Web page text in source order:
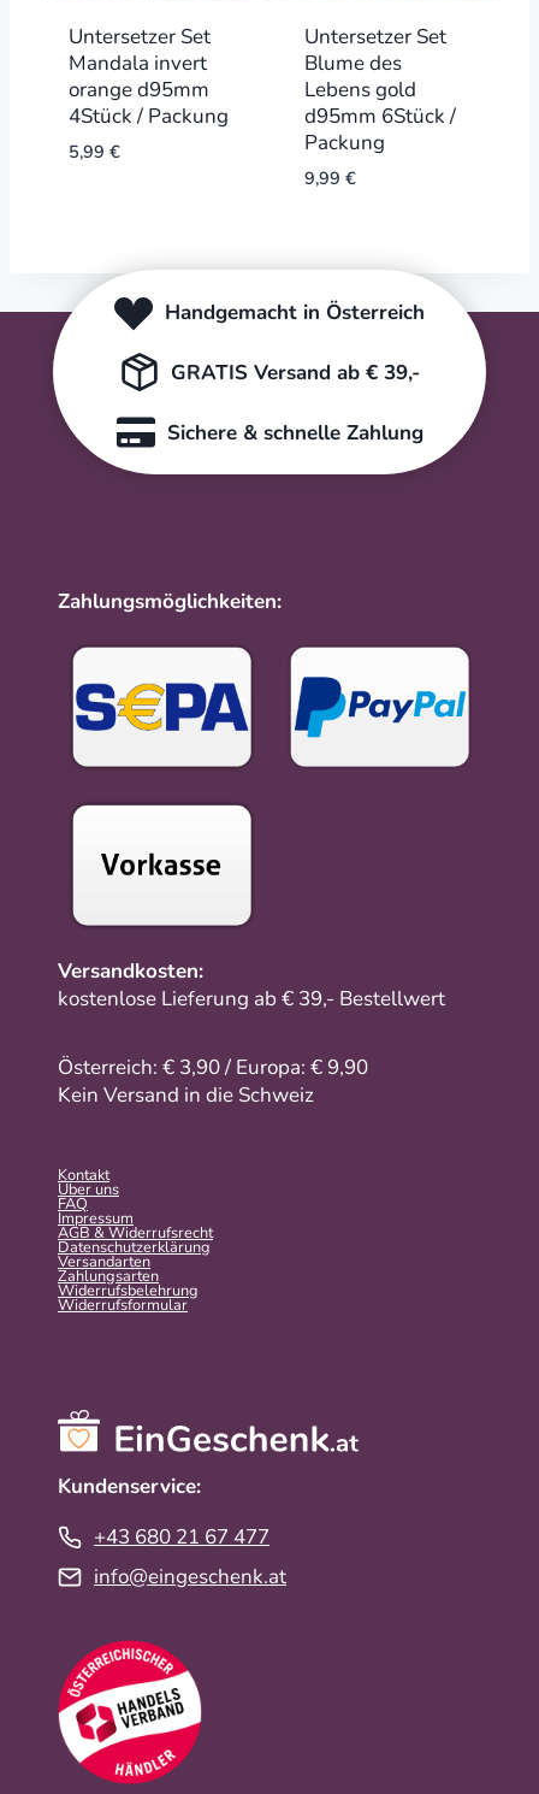
Untersetzer Set
Mandala invert
orange d95mm
4Stück / Packung
5,99 €
Untersetzer Set
Blume des
Lebens gold
d95mm 6Stück /
Packung
9,99 €
Handgemacht in Österreich
GRATIS Versand ab € 39,-
Sichere & schnelle Zahlung
Zahlungsmöglichkeiten:
Versandkosten:
kostenlose Lieferung ab € 39,- Bestellwert
Österreich: € 3,90 / Europa: € 9,90
Kein Versand in die Schweiz
Kontakt
Über uns
FAQ
Impressum
AGB & Widerrufsrecht
Datenschutzerklärung
Versandarten
Zahlungsarten
Widerrufsbelehrung
Widerrufs­formular
Kundenservice:
+43 680 21 67 477
info@eingeschenk.at